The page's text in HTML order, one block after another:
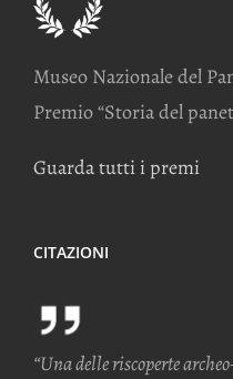
Museo Nazionale del
Premio “Storia del
Guarda tutti i premi
CITAZIONI
“Una delle riscoperte